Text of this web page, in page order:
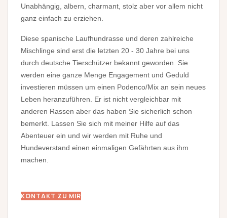
Unabhängig, albern, charmant, stolz aber vor allem nicht
ganz einfach zu erziehen.
Diese spanische Laufhundrasse und deren zahlreiche
Mischlinge sind erst die letzten 20 - 30 Jahre bei uns
durch deutsche Tierschützer bekannt geworden. Sie
werden eine ganze Menge Engagement und Geduld
investieren müssen um einen Podenco/Mix an sein neues
Leben heranzuführen. Er ist nicht vergleichbar mit
anderen Rassen aber das haben Sie sicherlich schon
bemerkt. Lassen Sie sich mit meiner Hilfe auf das
Abenteuer ein und wir werden mit Ruhe und
Hundeverstand einen einmaligen Gefährten aus ihm
machen.
KONTAKT ZU MIR